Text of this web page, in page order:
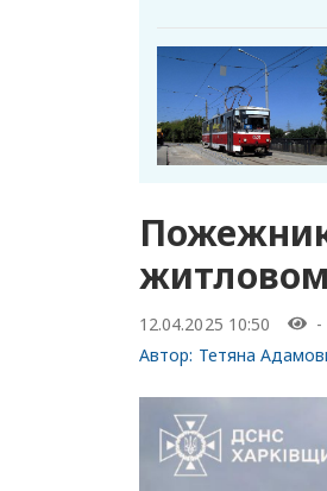
12.04.2025 10:50
-
Автор: Тетяна